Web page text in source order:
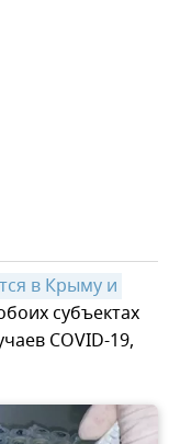
в Крыму и
субъектах
COVID-19,